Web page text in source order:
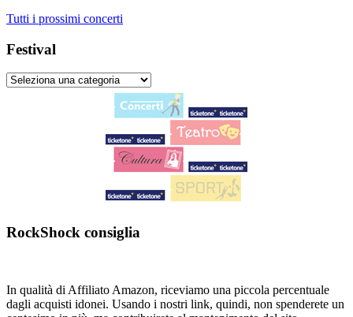
Tutti i prossimi concerti
Festival
RockShock consiglia
In qualità di Affiliato Amazon, riceviamo una piccola percentuale
dagli acquisti idonei. Usando i nostri link, quindi, non spenderete un